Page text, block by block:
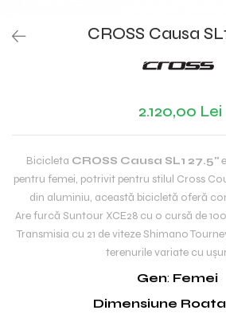
CROSS Causa
2.120,00 Lei
Bicicleta CROSS Causa SL1 27.5"
pentru femei, potrivit pentru stilul Cross
din aluminiu, această bicicletă oferă
Are furcă Suntour XCE28 cu o cursă de
Transmisia cu 21 de viteze Shimano
terenurile variate cu
Gen: Femei
Dimensiune Roata